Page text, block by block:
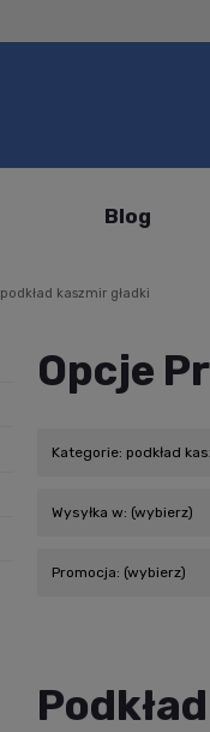
Blog
podkład kaszmir gładki
Opcje
Kategorie: podkład
Wysyłka w: (wybierz)
Promocja: (wybierz)